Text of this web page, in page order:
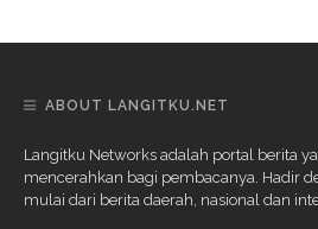
ABOUT LANGITKU.NET
Langitku Networks adalah portal berita
mencerahkan bagi pembacanya. Hadir
mulai dari berita daerah, nasional dan